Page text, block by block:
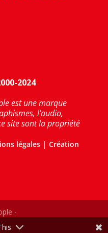
2024
est une marque
l'audio,
site sont la propriété
légales |Création
-